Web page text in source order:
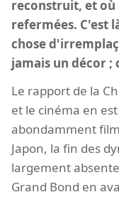
reconstruit, et où
refermées. C'est
chose
jamais un décor ;
Le rapport de la
et le cinéma en
abondamment
Japon, la fin des
largement
Grand Bond en